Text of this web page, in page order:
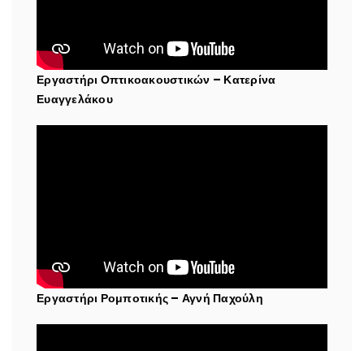
Εργαστήρι Οπτικοακουστικών – Κατερίνα
Ευαγγελάκου
Εργαστήρι Ρομποτικής – Αγνή Παχούλη